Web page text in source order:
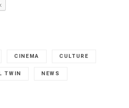
CINEMA CULTURE
TWIN NEWS